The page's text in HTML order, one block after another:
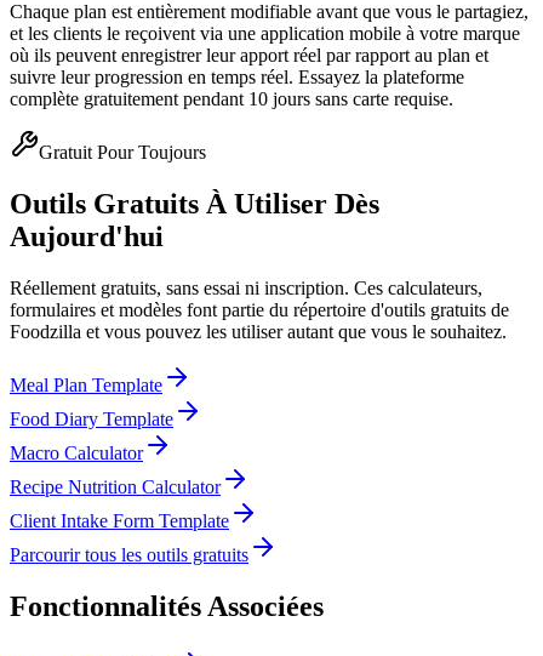
Chaque plan est entièrement modifiable avant que vous le partagiez,
et les clients le reçoivent via une application mobile à votre marque
où ils peuvent enregistrer leur apport réel par rapport au plan et
suivre leur progression en temps réel. Essayez la plateforme
complète gratuitement pendant 10 jours sans carte requise.
Gratuit Pour Toujours
Outils Gratuits À Utiliser Dès
Aujourd'hui
Réellement gratuits, sans essai ni inscription. Ces calculateurs,
formulaires et modèles font partie du répertoire d'outils gratuits de
Foodzilla et vous pouvez les utiliser autant que vous le souhaitez.
Meal Plan Template
Food Diary Template
Macro Calculator
Recipe Nutrition Calculator
Client Intake Form Template
Parcourir tous les outils gratuits
Fonctionnalités Associées